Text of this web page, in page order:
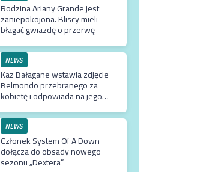
Rodzina Ariany Grande jest
zaniepokojona. Bliscy mieli
błagać gwiazdę o przerwę
NEWS
Kaz Bałagane wstawia zdjęcie
Belmondo przebranego za
kobietę i odpowiada na jego
NEWS
Członek System Of A Down
dołącza do obsady nowego
sezonu „Dextera”